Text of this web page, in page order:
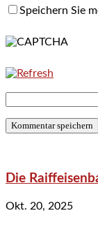
Speichern Sie
Die
Okt. 20, 2025